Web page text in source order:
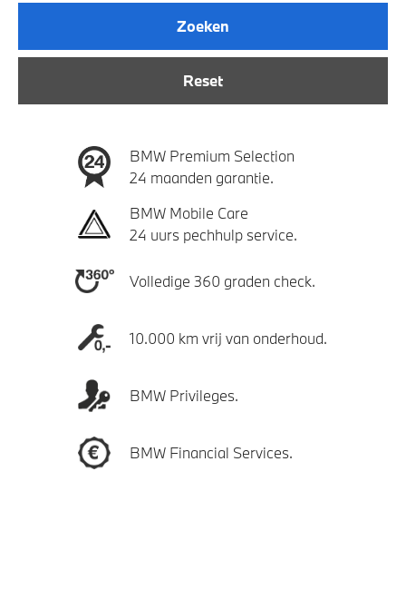
Reset
Zoeken
BMW Premium Selection
24 maanden garantie.
BMW Mobile Care
24 uurs pechhulp service.
Volledige 360 graden check.
10.000 km vrij van onderhoud.
BMW Privileges.
BMW Financial Services.